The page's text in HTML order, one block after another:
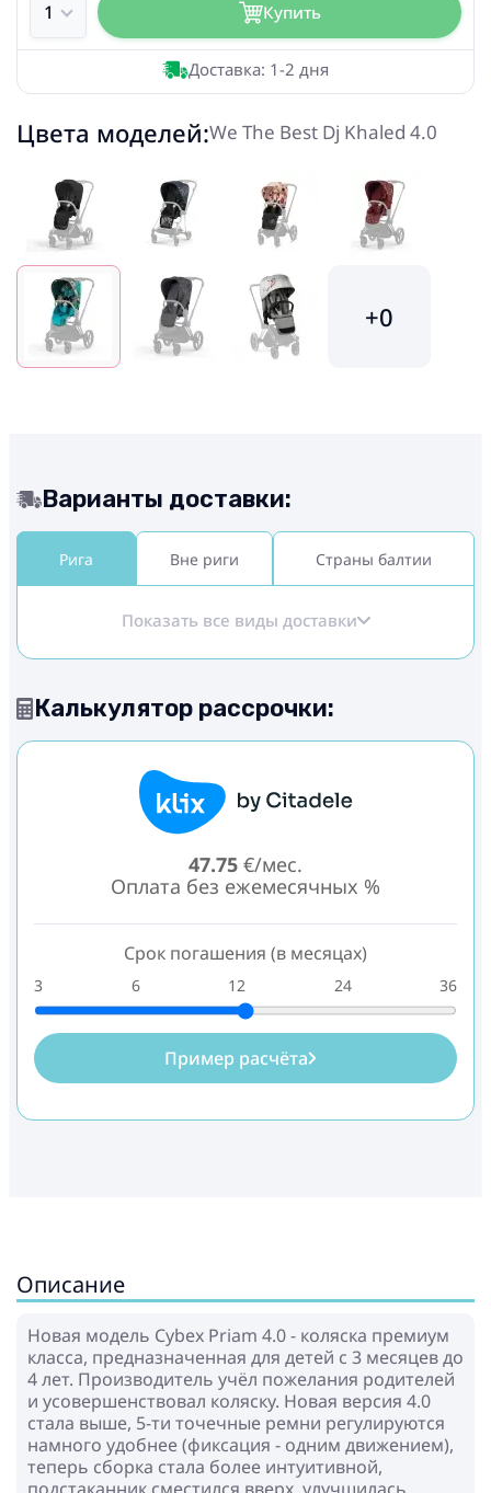
Купить
Доставка: 1-2 дня
Цвета моделей:We The Best Dj Khaled 4.0
+0
Варианты доставки:
Рига Вне риги Страны балтии
Показать все виды доставки
Калькулятор рассрочки:
47.75 €/мес.
Оплата без ежемесячных %
Срок погашения (в месяцах)
3 6 12 24 36
Пример расчёта
Описание
Новая модель Cybex Priam 4.0 - коляска премиум
класса, предназначенная для детей с 3 месяцев до
4 лет. Производитель учёл пожелания родителей
и усовершенствовал коляску. Новая версия 4.0
стала выше, 5-ти точечные ремни регулируются
намного удобнее (фиксация - одним движением),
теперь сборка стала более интуитивной,